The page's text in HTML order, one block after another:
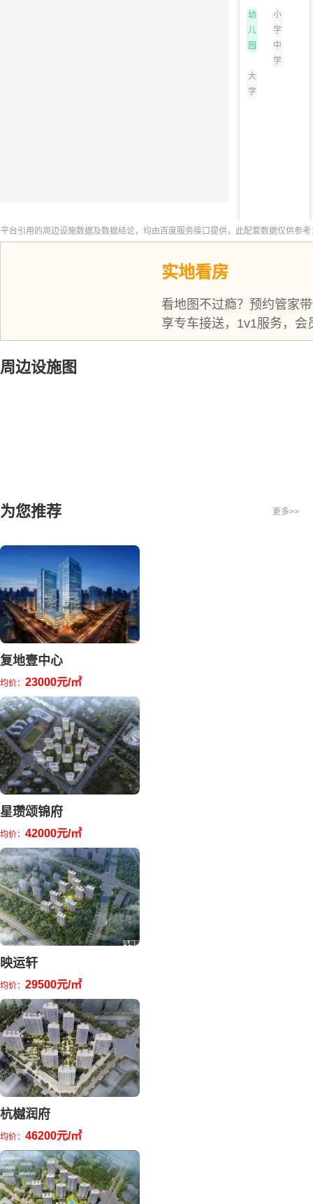
幼
儿
园
小
学
中
学
大
学
实地看房
看地图不过瘾？预约管家
享专车接送，1v1服务，会
周边设施图
为您推荐 更多>>
复地壹中心
均价： 23000元/㎡
星瓒颂锦府
均价： 42000元/㎡
映运轩
均价： 29500元/㎡
杭樾润府
均价： 46200元/㎡